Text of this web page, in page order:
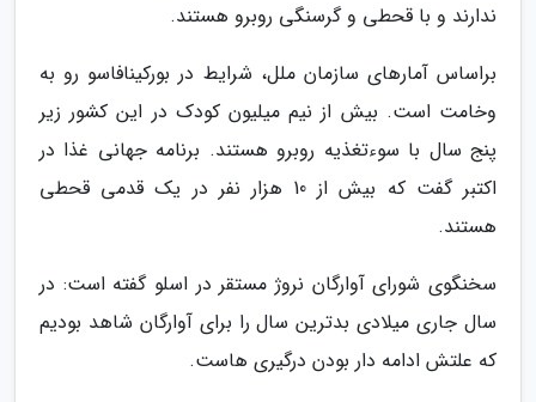
ندارند و با قحطی و گرسنگی روبرو هستند.
براساس آمارهای سازمان ملل، شرایط در بورکینافاسو رو به
وخامت است. بیش از نیم میلیون کودک در این کشور زیر
پنج سال با سوءتغذیه روبرو هستند. برنامه جهانی غذا در
اکتبر گفت که بیش از 10 هزار نفر در یک قدمی قحطی
هستند.
سخنگوی شورای آوارگان نروژ مستقر در اسلو گفته است: در
سال جاری میلادی بدترین سال را برای آوارگان شاهد بودیم
که علتش ادامه دار بودن درگیری هاست.